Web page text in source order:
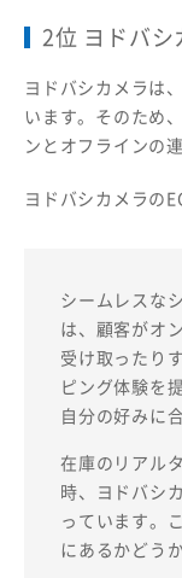
2位 ヨドバシ
ヨドバシカメラは
います。そのため
ンとオフラインの
ヨドバシカメラの
シームレスな
は、顧客がオ
受け取ったり
ピング体験を
自分の好みに
在庫のリアル
時、ヨドバシ
っています。
にあるかどう